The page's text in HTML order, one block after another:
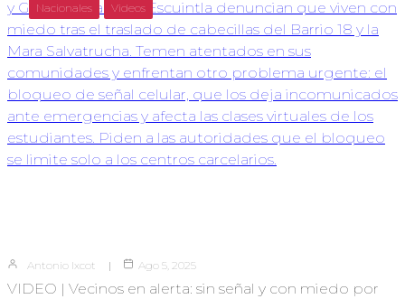
Nacionales Videos
Antonio Ixcot Ago 5, 2025
VIDEO | Vecinos en alerta: sin señal y con miedo por